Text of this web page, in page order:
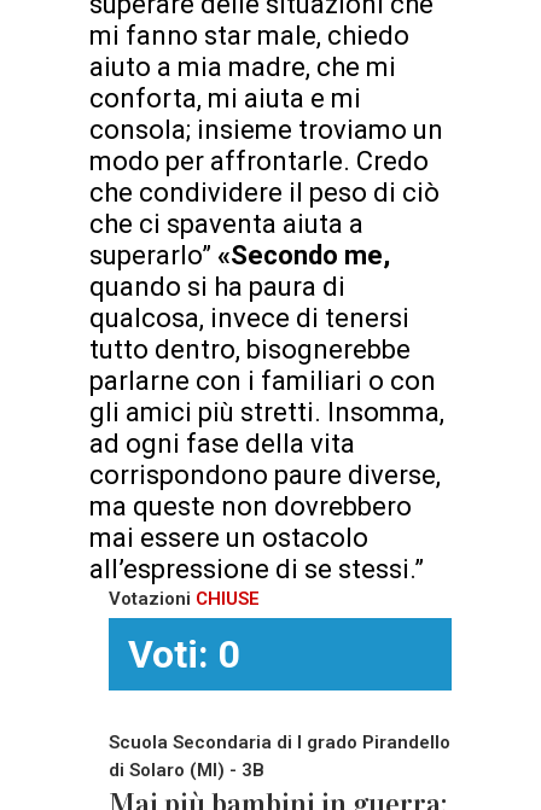
mi fanno star male, chiedo
aiuto a mia madre, che mi
conforta, mi aiuta e mi
consola; insieme troviamo un
modo per affrontarle. Credo
che condividere il peso di ciò
che ci spaventa aiuta a
superarlo” «Secondo me,
quando si ha paura di
qualcosa, invece di tenersi
tutto dentro, bisognerebbe
parlarne con i familiari o con
gli amici più stretti. Insomma,
ad ogni fase della vita
corrispondono paure diverse,
ma queste non dovrebbero
mai essere un ostacolo
all’espressione di se stessi.”
Votazioni CHIUSE
Voti: 0
Scuola Secondaria di I grado Pirandello
di Solaro (MI) - 3B